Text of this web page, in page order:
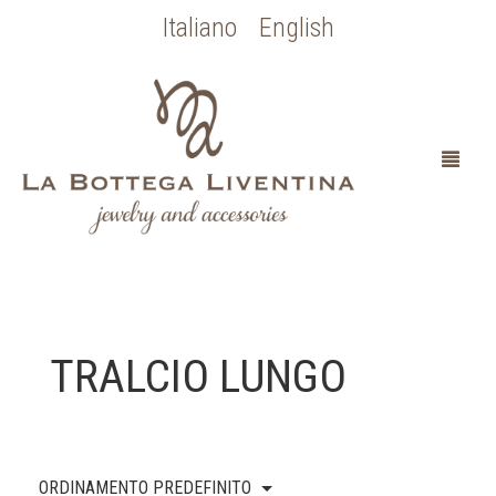
Italiano English
CHI SONO
COLLEZIONE BOTTICELLI
OCCASIONI SPECIALI
TRALCIO LUNGO
ORDINAMENTO PREDEFINITO